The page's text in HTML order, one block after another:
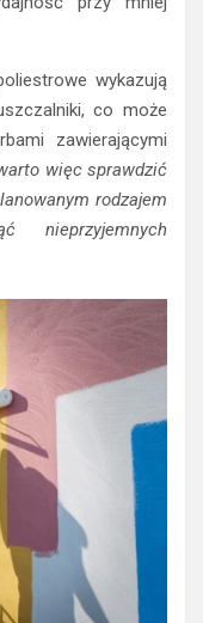
wykazują
co może
zawierającymi
więc sprawdzić
rodzajem
nieprzyjemnych